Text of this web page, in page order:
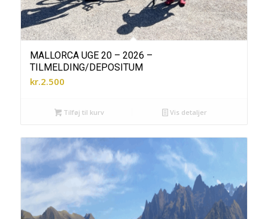
MALLORCA UGE 20 – 2026 –
TILMELDING/DEPOSITUM
kr.2.500
Tilføj til kurv Vis detaljer